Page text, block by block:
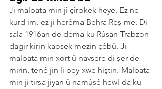
Ji malbata min jî çîrokek heye. Ez ne
kurd im, ez ji herêma Behra Reş me. Di
sala 1916an de dema ku Rûsan Trabzon
dagir kirin kaosek mezin çêbû. Ji
malbata min xort û navsere di şer de
mirin, tenê jin li pey xwe hiştin. Malbata
min ji tirsa jiyan û namûsê hewl da ku